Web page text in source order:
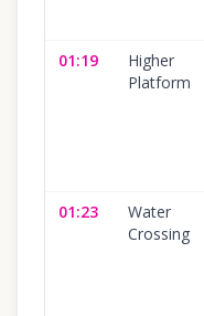
01:19
Higher
Platform
01:23
Water
Crossing